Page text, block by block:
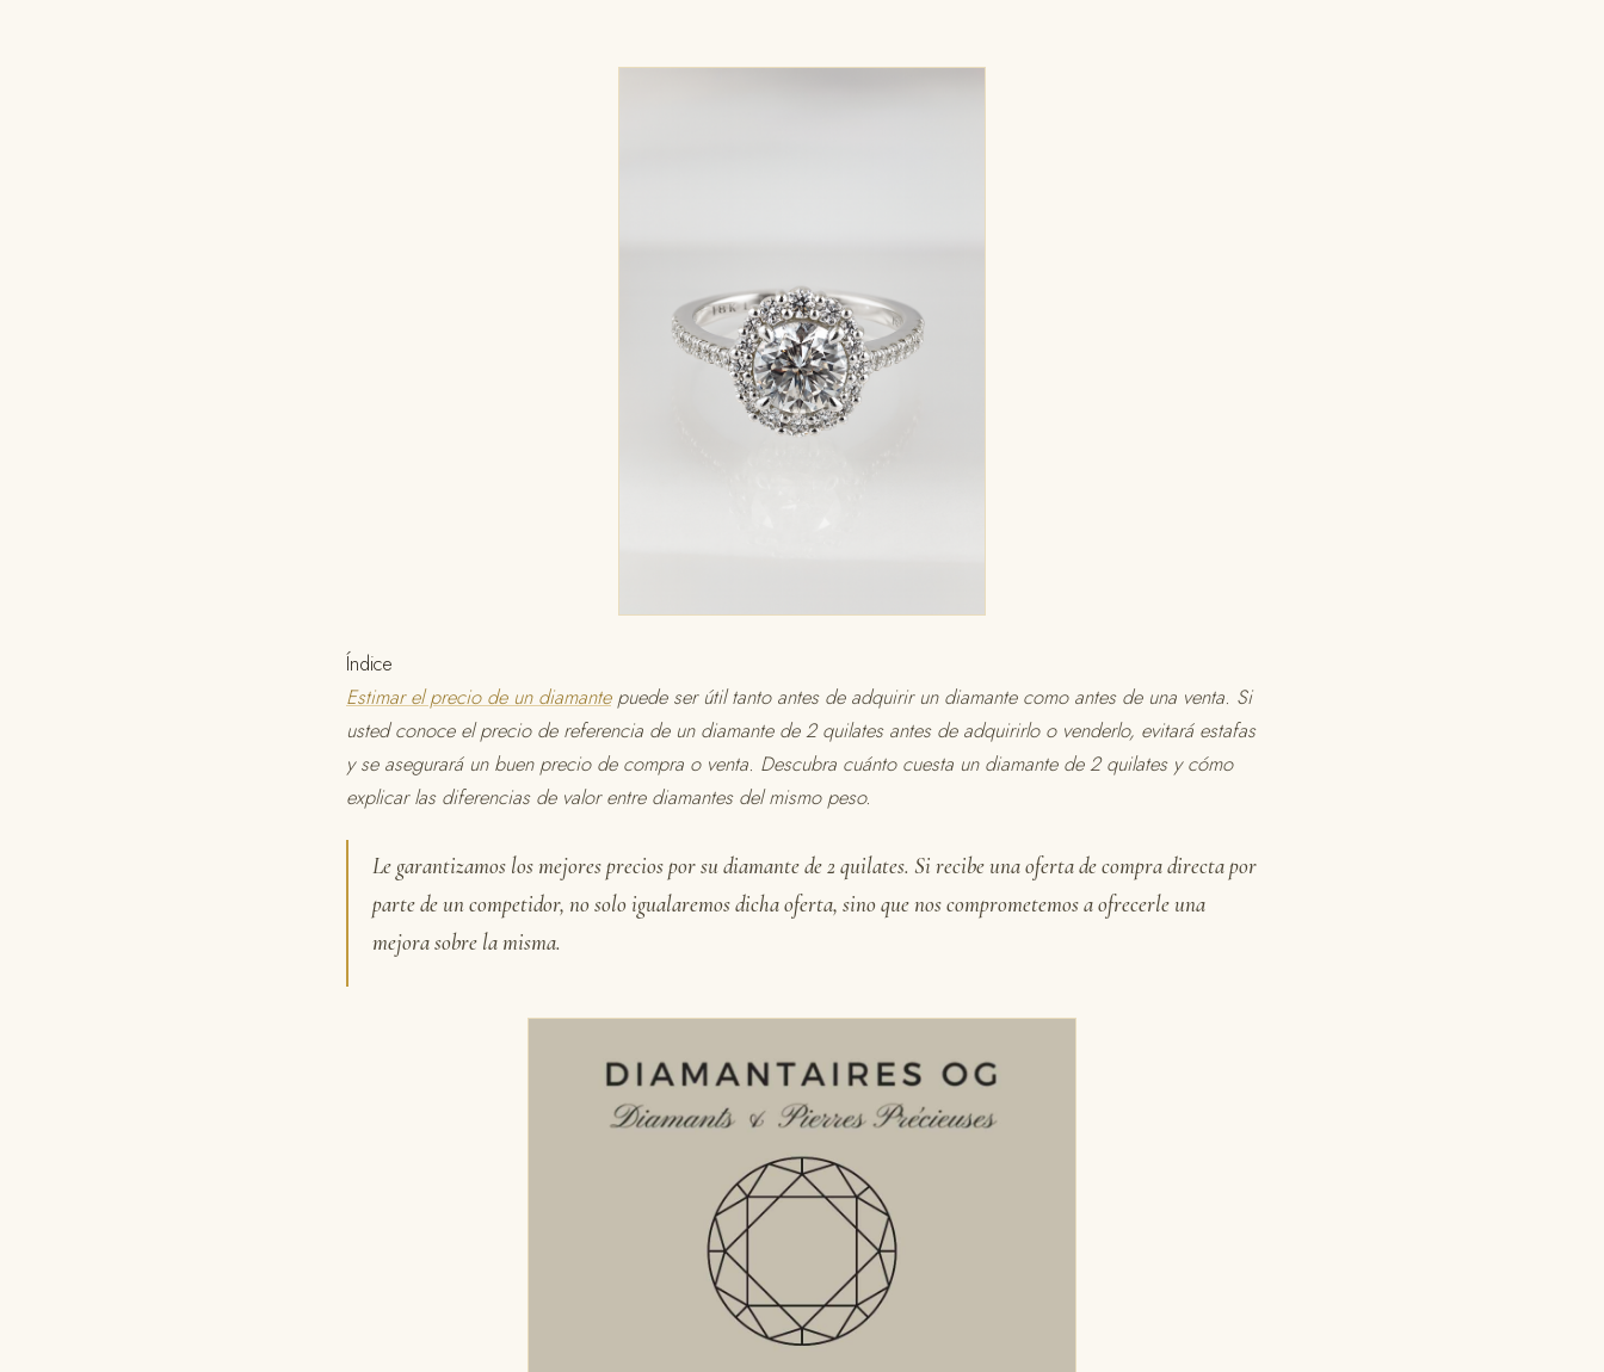
Índice
Estimar el precio de un diamantepuede ser útil tanto antes de adquirir un diamante como antes de una venta. Si
usted conoce el precio de referencia de un diamante de 2 quilates antes de adquirirlo o venderlo, evitará estafas
y se asegurará un buen precio de compra o venta. Descubra cuánto cuesta un diamante de 2 quilates y cómo
explicar las diferencias de valor entre diamantes del mismo peso.
Le garantizamos los mejores precios por su diamante de 2 quilates. Si recibe una oferta de compra directa por
parte de un competidor, no solo igualaremos dicha oferta, sino que nos comprometemos a ofrecerle una
mejora sobre la misma.